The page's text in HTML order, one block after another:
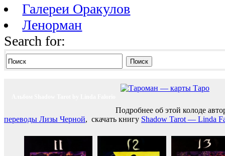
Галереи Оракулов
Ленорман
Search for:
Поиск
Подробнее об этой колоде
переводы Лизы Черной, скачать книгу Shadow Tarot — Linda